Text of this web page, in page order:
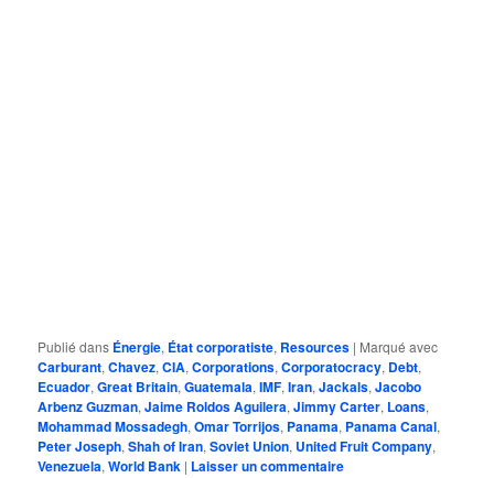
Publié dans Énergie, État corporatiste, Resources | Marqué avec
Carburant,Chavez,CIA,Corporations,Corporatocracy, Debt,
Ecuador,Great Britain,Guatemala,IMF,Iran,Jackals,Jacobo
Arbenz Guzman,Jaime Roldos Aguilera,Jimmy Carter, Loans,
Mohammad Mossadegh,Omar Torrijos, Panama, Panama Canal,
Peter Joseph,Shah of Iran,Soviet Union, United Fruit Company,
Venezuela,World Bank | Laisser un commentaire